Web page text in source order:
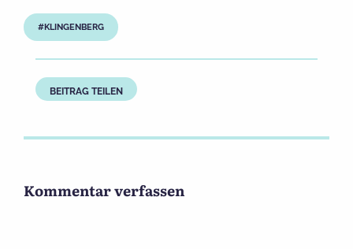
KLINGENBERG
BEITRAG TEILEN
Kommentar verfassen